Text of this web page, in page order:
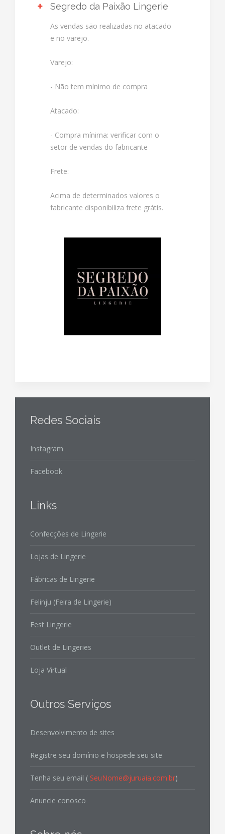
Segredo da Paixão Lingerie
As vendas são realizadas no atacado
e no varejo.
Varejo:
- Não tem mínimo de compra
Atacado:
- Compra mínima: verificar com o
setor de vendas do fabricante
Frete:
Acima de determinados valores o
fabricante disponibiliza frete grátis.
Redes Sociais
Instagram
Facebook
Links
Confecções de Lingerie
Lojas de Lingerie
Fábricas de Lingerie
Felinju (Feira de Lingerie)
Fest Lingerie
Outlet de Lingeries
Loja Virtual
Outros Serviços
Desenvolvimento de sites
Registre seu domínio e hospede seu site
Tenha seu email ( SeuNome@juruaia.com.br)
Anuncie conosco